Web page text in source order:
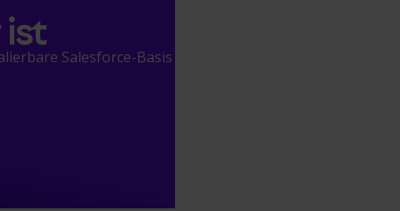
Salesforce-Basis